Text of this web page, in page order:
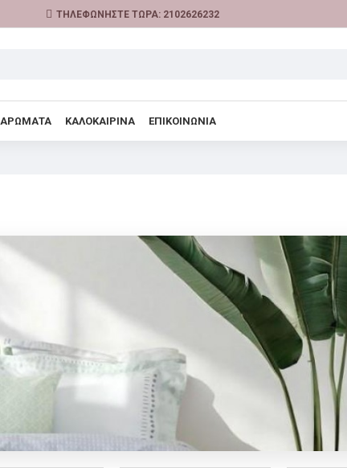
ΤΗΛΕΦΩΝΗΣΤΕ ΤΩΡΑ: 2102626232
ΑΡΩΜΑΤΑ ΚΑΛΟΚΑΙΡΙΝΑ ΕΠΙΚΟΙΝΩΝΙΑ